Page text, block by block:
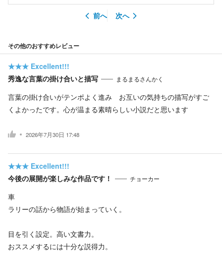
前へ 次へ
その他のおすすめレビュー
★★★ Excellent!!!
秀逸な言葉の掛け合いと描写
まるまるさんかく
言葉の掛け合いがテンポよく進み お互いの気持ちの描写がすご
くよかったです。心が温まる素晴らしい小説だと思います
2026年7月30日 17:48
★★★ Excellent!!!
今後の展開が楽しみな作品です！
チョーカー
車
ラリーの話から物語が始まっていく。
目を引く設定。高い文書力。
おススメするには十分な説得力。